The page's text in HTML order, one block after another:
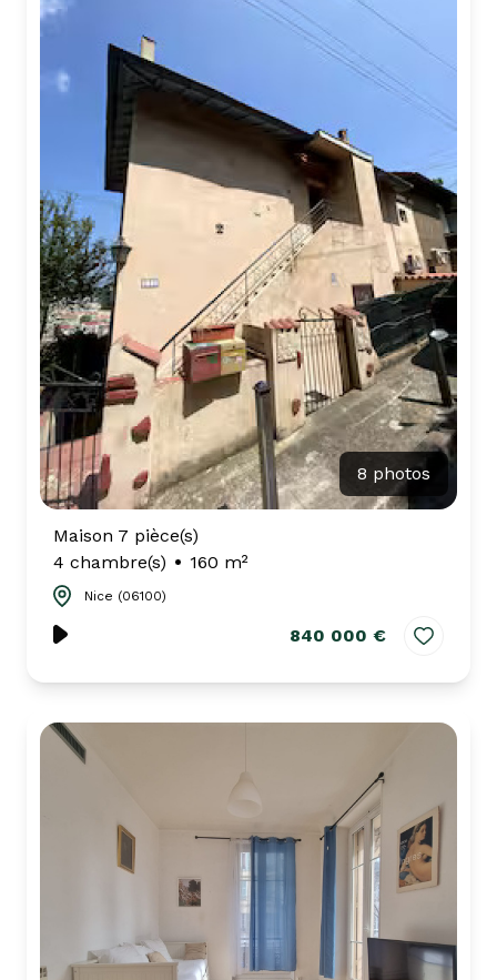
8 photos
Maison 7 pièce(s)
4 chambre(s)
160 m²
Nice (06100)
840 000 €